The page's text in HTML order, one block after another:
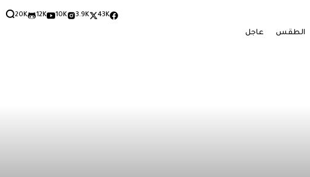
الطقس عاجل
43K
3.9K
10K
12K
20K